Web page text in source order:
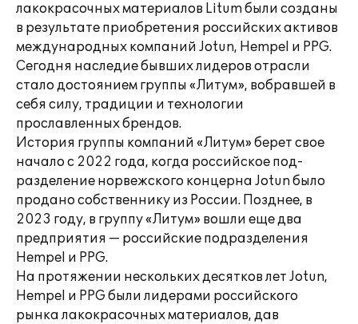
лакокрасочных материалов Litum были созданы
в результате приобретения российских активов
международных компаний Jotun, Hempel и PPG.
Сегодня наследие бывших лидеров отрасли
стало достоянием группы «Литум», вобравшей в
себя силу, традиции и технологии
прославленных брендов.
История группы компаний «Литум» берет свое
начало с 2022 года, когда российское под-
разделение норвежского концерна Jotun было
продано собственнику из России. Позднее, в
2023 году, в группу «Литум» вошли еще два
предприятия — российские подразделения
Hempel и PPG.
На протяжении нескольких десятков лет Jotun,
Hempel и PPG были лидерами российского
рынка лакокрасочных материалов, дав